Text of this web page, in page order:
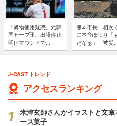
「異物使用疑惑」元韓
国セーブ王、出場停止
明けマウンドで...
熊本市長、相次
に本音ぽつり「
だなぁ」 被災...
J-CAST トレンド
アクセスランキング
米津玄師さんがイラストと文
ース菓子